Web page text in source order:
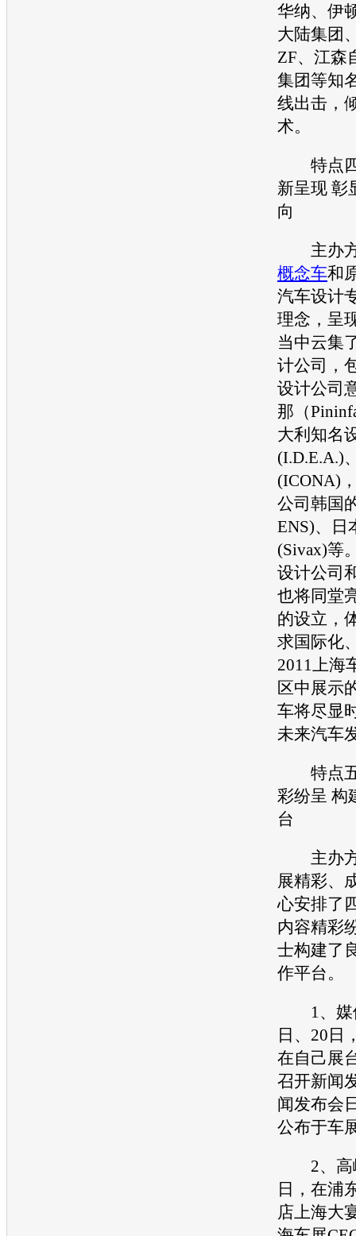
华纳、伊
大陆集团
ZF、江森
集团等知
线出击，
术。
特点四
新呈现 彰
向
主办方
概念车和
汽车设计
理念，呈
当中云集
计公司，
设计公司
那（
大利知名
(I.D.E.A.)
(ICONA)
公司韩国
ENS)、日
(Sivax)等
设计公司
也将同堂
的设立，
求国际化
2011上海
区中展示
车将尽显
未来汽车
特点五
彩纷呈 构
台
主办方
展精彩、
心安排了
内容精彩
士构建了
作平台。
1、媒
日、20日
在自己展
召开新闻
闻发布会
公布于车
2、高
日，在浦
店上海大